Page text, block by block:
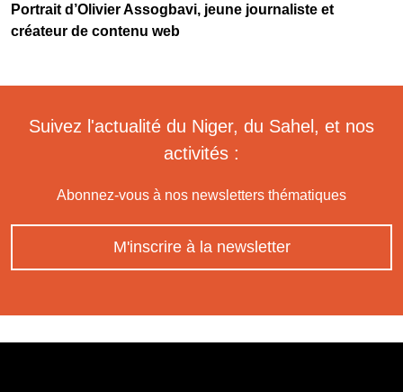
Portrait d’Olivier Assogbavi, jeune journaliste et
créateur de contenu web
Suivez l'actualité du Niger, du Sahel, et nos
activités :
Abonnez-vous à nos newsletters thématiques
M'inscrire à la newsletter